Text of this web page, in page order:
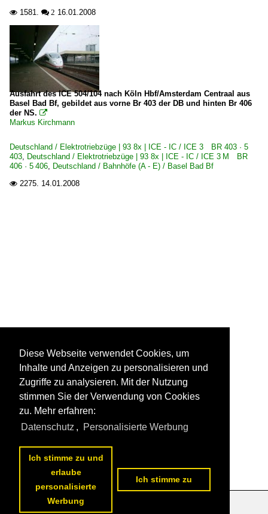
 1581.  2 16.01.2008
Ausfahrt des ICE 504/104 nach Köln Hbf/Amsterdam Centraal aus
Basel Bad Bf, gebildet aus vorne Br 403 der DB und hinten Br 406
der NS. 
Markus Kirchmann
Deutschland / Elektrotriebzüge | 93 8x | ICE - IC / ICE 3 BR 403 · 5
403, Deutschland / Elektrotriebzüge | 93 8x | ICE - IC / ICE 3 M BR
406 · 5 406, Deutschland / Bahnhöfe (A - E) / Basel Bad Bf
 2275. 14.01.2008
Diese Webseite verwendet Cookies, um
Inhalte und Anzeigen zu personalisieren und
Zugriffe zu analysieren. Mit der Nutzung
stimmen Sie der Verwendung von Cookies
zu. Mehr erfahren:
Datenschutz , Personalisierte Werbung
Ich stimme zu und
erlaube
personalisierte
Werbung
Ich stimme zu